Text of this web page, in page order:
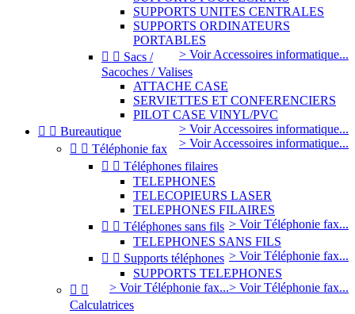
SUPPORTS UNITES CENTRALES
SUPPORTS ORDINATEURS
PORTABLES
> Voir Accessoires informatique...
  Sacs /
Sacoches / Valises
ATTACHE CASE
SERVIETTES ET CONFERENCIERS
PILOT CASE VINYL/PVC
> Voir Accessoires informatique...
> Voir Accessoires informatique...
  Bureautique
  Téléphonie fax
  Téléphones filaires
TELEPHONES
TELECOPIEURS LASER
TELEPHONES FILAIRES
> Voir Téléphonie fax...
  Téléphones sans fils
TELEPHONES SANS FILS
> Voir Téléphonie fax...
  Supports téléphones
SUPPORTS TELEPHONES
> Voir Téléphonie fax...
> Voir Téléphonie fax...
 
Calculatrices